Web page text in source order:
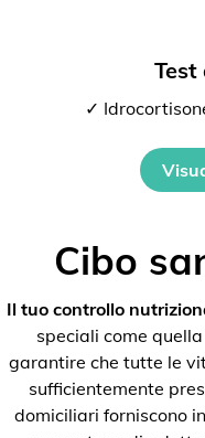
Test
✓
Cibo
Il tuo controllo
speciali come
garantire che tutte le
sufficientemente
domiciliari forniscono